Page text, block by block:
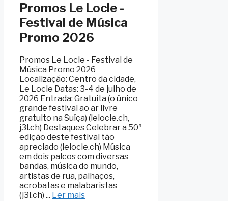
Promos Le Locle -
Festival de Música
Promo 2026
Promos Le Locle - Festival de
Música Promo 2026
Localização: Centro da cidade,
Le Locle Datas: 3-4 de julho de
2026 Entrada: Gratuita (o único
grande festival ao ar livre
gratuito na Suíça) (lelocle.ch,
j3l.ch) Destaques Celebrar a 50ª
edição deste festival tão
apreciado (lelocle.ch) Música
em dois palcos com diversas
bandas, música do mundo,
artistas de rua, palhaços,
acrobatas e malabaristas
(j3l.ch) ... Ler mais